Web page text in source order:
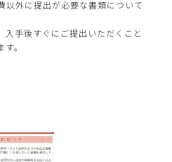
以外に提出が必要な書類について
入手後すぐにご提出いただくこと
。